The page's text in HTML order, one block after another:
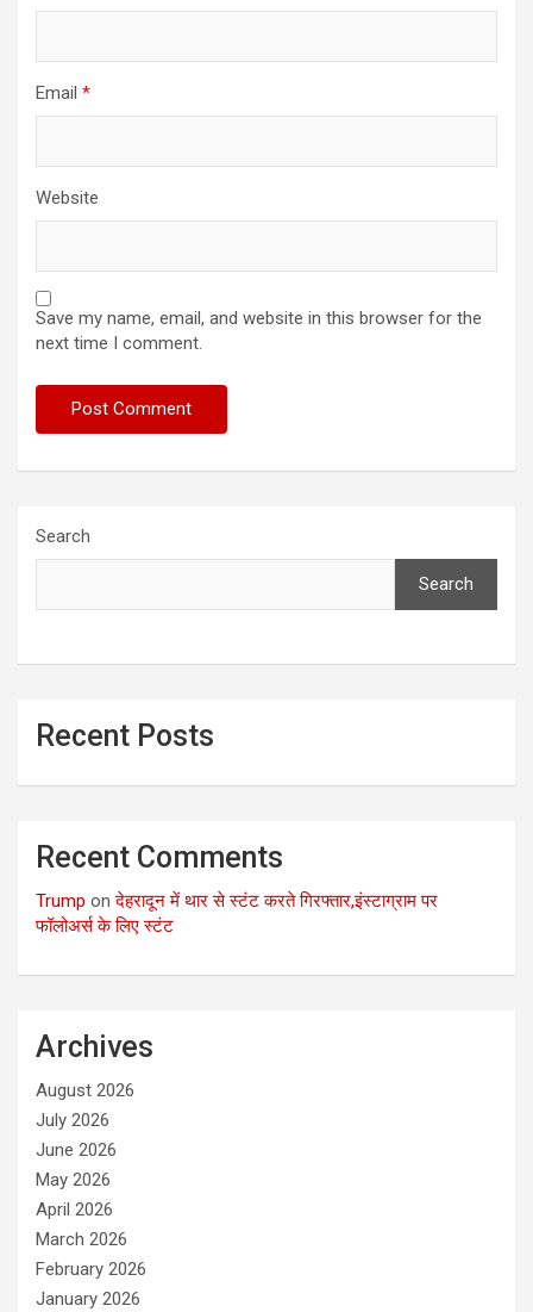
Email *
Website
Save my name, email, and website in this browser for the
next time I comment.
Search
Search
Recent Posts
Recent Comments
Trump onदेहरादून में थार से स्टंट करते गिरफ्तार,इंस्टाग्राम पर
फॉलोअर्स के लिए स्टंट
Archives
August 2026
July 2026
June 2026
May 2026
April 2026
March 2026
February 2026
January 2026